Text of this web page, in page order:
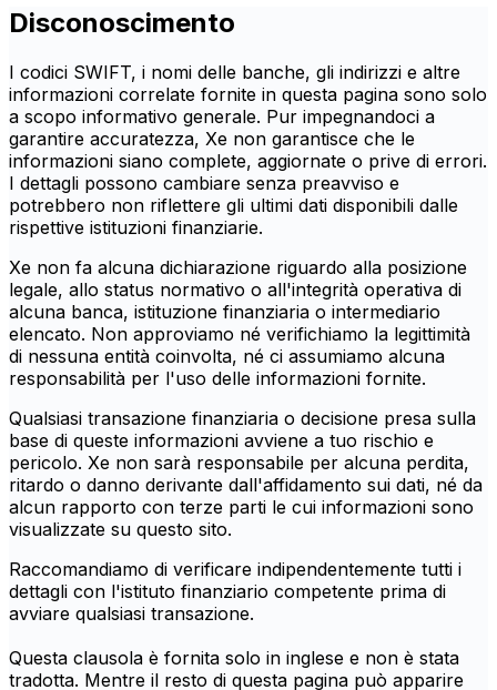
Disconoscimento
I codici SWIFT, i nomi delle banche, gli indirizzi e altre
informazioni correlate fornite in questa pagina sono solo
a scopo informativo generale. Pur impegnandoci a
garantire accuratezza, Xe non garantisce che le
informazioni siano complete, aggiornate o prive di errori.
I dettagli possono cambiare senza preavviso e
potrebbero non riflettere gli ultimi dati disponibili dalle
rispettive istituzioni finanziarie.
Xe non fa alcuna dichiarazione riguardo alla posizione
legale, allo status normativo o all'integrità operativa di
alcuna banca, istituzione finanziaria o intermediario
elencato. Non approviamo né verifichiamo la legittimità
di nessuna entità coinvolta, né ci assumiamo alcuna
responsabilità per l'uso delle informazioni fornite.
Qualsiasi transazione finanziaria o decisione presa sulla
base di queste informazioni avviene a tuo rischio e
pericolo. Xe non sarà responsabile per alcuna perdita,
ritardo o danno derivante dall'affidamento sui dati, né da
alcun rapporto con terze parti le cui informazioni sono
visualizzate su questo sito.
Raccomandiamo di verificare indipendentemente tutti i
dettagli con l'istituto finanziario competente prima di
avviare qualsiasi transazione.
Questa clausola è fornita solo in inglese e non è stata
tradotta. Mentre il resto di questa pagina può apparire